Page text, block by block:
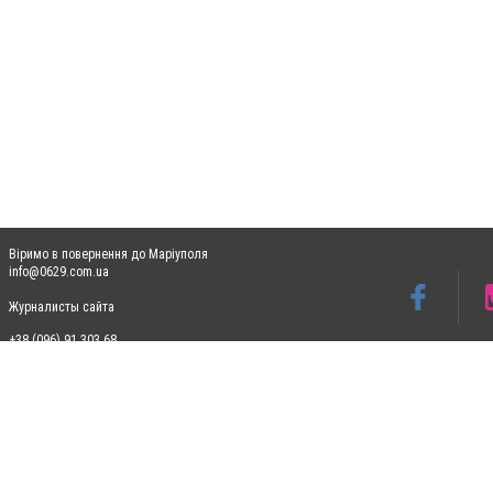
Віримо в повернення до Маріуполя
info@0629.com.ua
Журналисты сайта
+38 (096) 91 303 68